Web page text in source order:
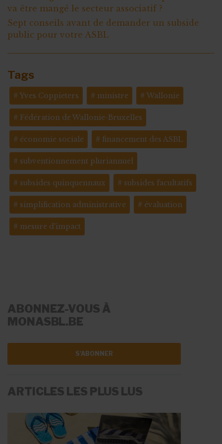
va être mangé le secteur associatif ?
Sept conseils avant de demander un subside
public pour votre ASBL
Tags
Yves Coppieters ministre Wallonie
Fédération de Wallonie-Bruxelles
économie sociale financement des ASBL
subventionnement pluriannuel
subsides quinquennaux subsides facultatifs
simplification administrative évaluation
mesure d'impact
ABONNEZ-VOUS À
MONASBL.BE
S'ABONNER
ARTICLES LES PLUS LUS